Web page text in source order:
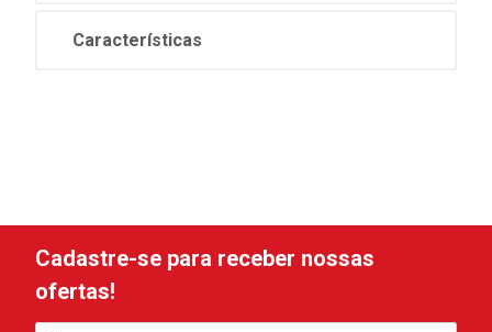
Características
Cadastre-se para receber nossas
ofertas!